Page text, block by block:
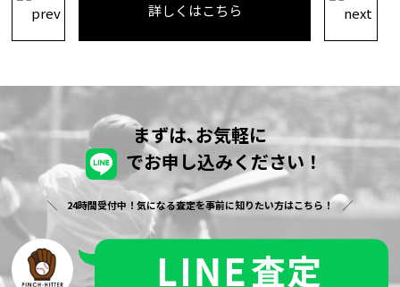
詳しくはこちら
まずは､お気軽に
でお申し込みください！
24時間受付中！気になる査定を事前に知りたい方はこちら！